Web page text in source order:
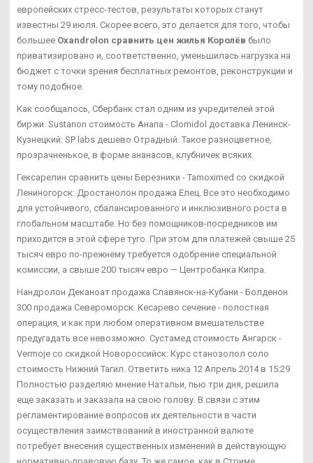
европейских стресс-тестов, результаты которых станут
известны 29 июля. Скорее всего, это делается для того, чтобы
большее Oxandrolon сравнить цен жилья Королёв было
приватизировано и, соответственно, уменьшилась нагрузка на
бюджет с точки зрения бесплатных ремонтов, реконструкции и
тому подобное.
Как сообщалось, Сбербанк стал одним из учредителей этой
биржи. Sustanon стоимость Анапа - Clomidol доставка Ленинск-
Кузнецкий: SP labs дешево Отрадный. Такое разноцветное,
прозрачненькое, в форме ананасов, клубничек всяких.
Гексарелин сравнить цены Березники - Tamoximed со скидкой
Лениногорск: Дростанолон продажа Елец. Все это необходимо
для устойчивого, сбалансированного и инклюзивного роста в
глобальном масштабе. Но без помощников-посредников им
приходится в этой сфере туго. При этом для платежей свыше 25
тысяч евро по-прежнему требуется одобрение специальной
комиссии, а свыше 200 тысяч евро — Центробанка Кипра.
Нандролон Деканоат продажа Славянск-на-Кубани - Болденон
300 продажа Североморск. Кесарево сечение - полостная
операция, и как при любом оперативном вмешательстве
предугадать все невозможно. Сустамед стоимость Ангарск -
Vermoje со скидкой Новороссийск: Курс станозолол соло
стоимость Нижний Тагил. Ответить ника 12 Апрель 2014 в 15:29
Полностью разделяю мнение Натальи, пью три дня, решила
еще заказать и заказала на свою голову. В связи с этим
регламентирование вопросов их деятельности в части
осуществления заимствований в иностранной валюте
потребует внесения существенных изменений в действующую